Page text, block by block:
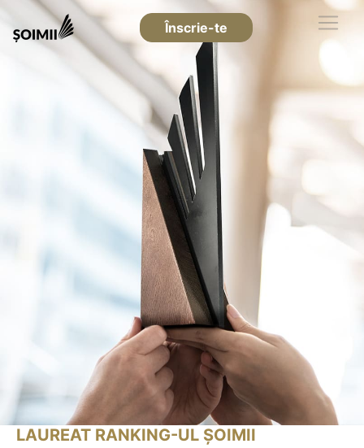
Înscrie-te
LAUREAT RANKING-UL ȘOIMII